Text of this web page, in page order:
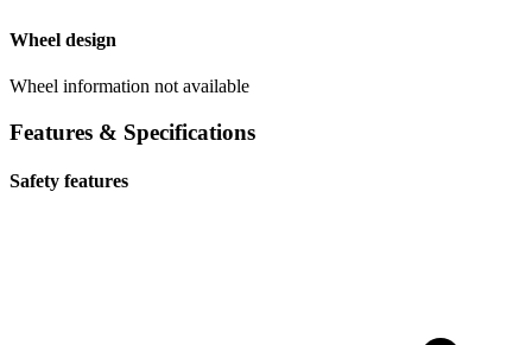
Wheel design
Wheel information not available
Features & Specifications
Safety features